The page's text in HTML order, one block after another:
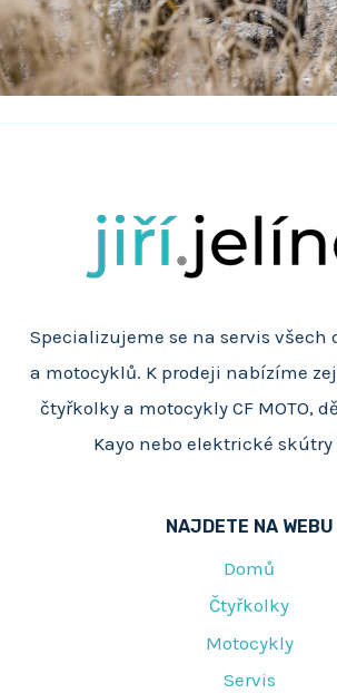
Specializujeme se na servis všech
a motocyklů. K prodeji nabízíme
čtyřkolky a motocykly CF MOTO,
Kayo nebo elektrické skútry
NAJDETE NA WEBU
Domů
Čtyřkolky
Motocykly
Servis